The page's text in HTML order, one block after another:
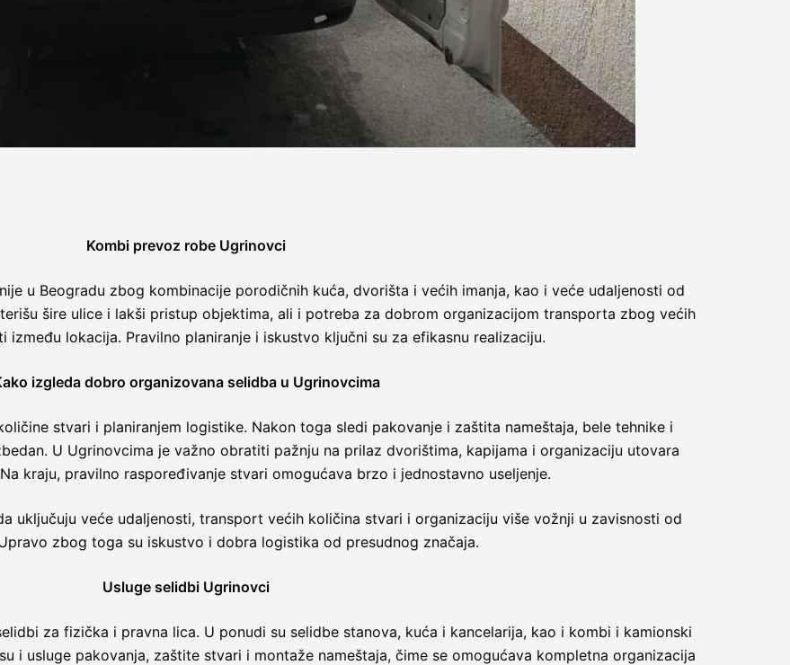
Kombi prevoz robe Ugrinovci
u Beogradu zbog kombinacije porodičnih kuća, dvorišta i većih imanja, kao i veće udaljenosti od
šire ulice i lakši pristup objektima, ali i potreba za dobrom organizacijom transporta zbog većih
između lokacija. Pravilno planiranje i iskustvo ključni su za efikasnu realizaciju.
izgleda dobro organizovana selidba u Ugrinovcima
stvari i planiranjem logistike. Nakon toga sledi pakovanje i zaštita nameštaja, bele tehnike i
U Ugrinovcima je važno obratiti pažnju na prilaz dvorištima, kapijama i organizaciju utovara
kraju, pravilno raspoređivanje stvari omogućava brzo i jednostavno useljenje.
uključuju veće udaljenosti, transport većih količina stvari i organizaciju više vožnji u zavisnosti od
zbog toga su iskustvo i dobra logistika od presudnog značaja.
Usluge selidbi Ugrinovci
za fizička i pravna lica. U ponudi su selidbe stanova, kuća i kancelarija, kao i kombi i kamionski
i usluge pakovanja, zaštite stvari i montaže nameštaja, čime se omogućava kompletna organizacija